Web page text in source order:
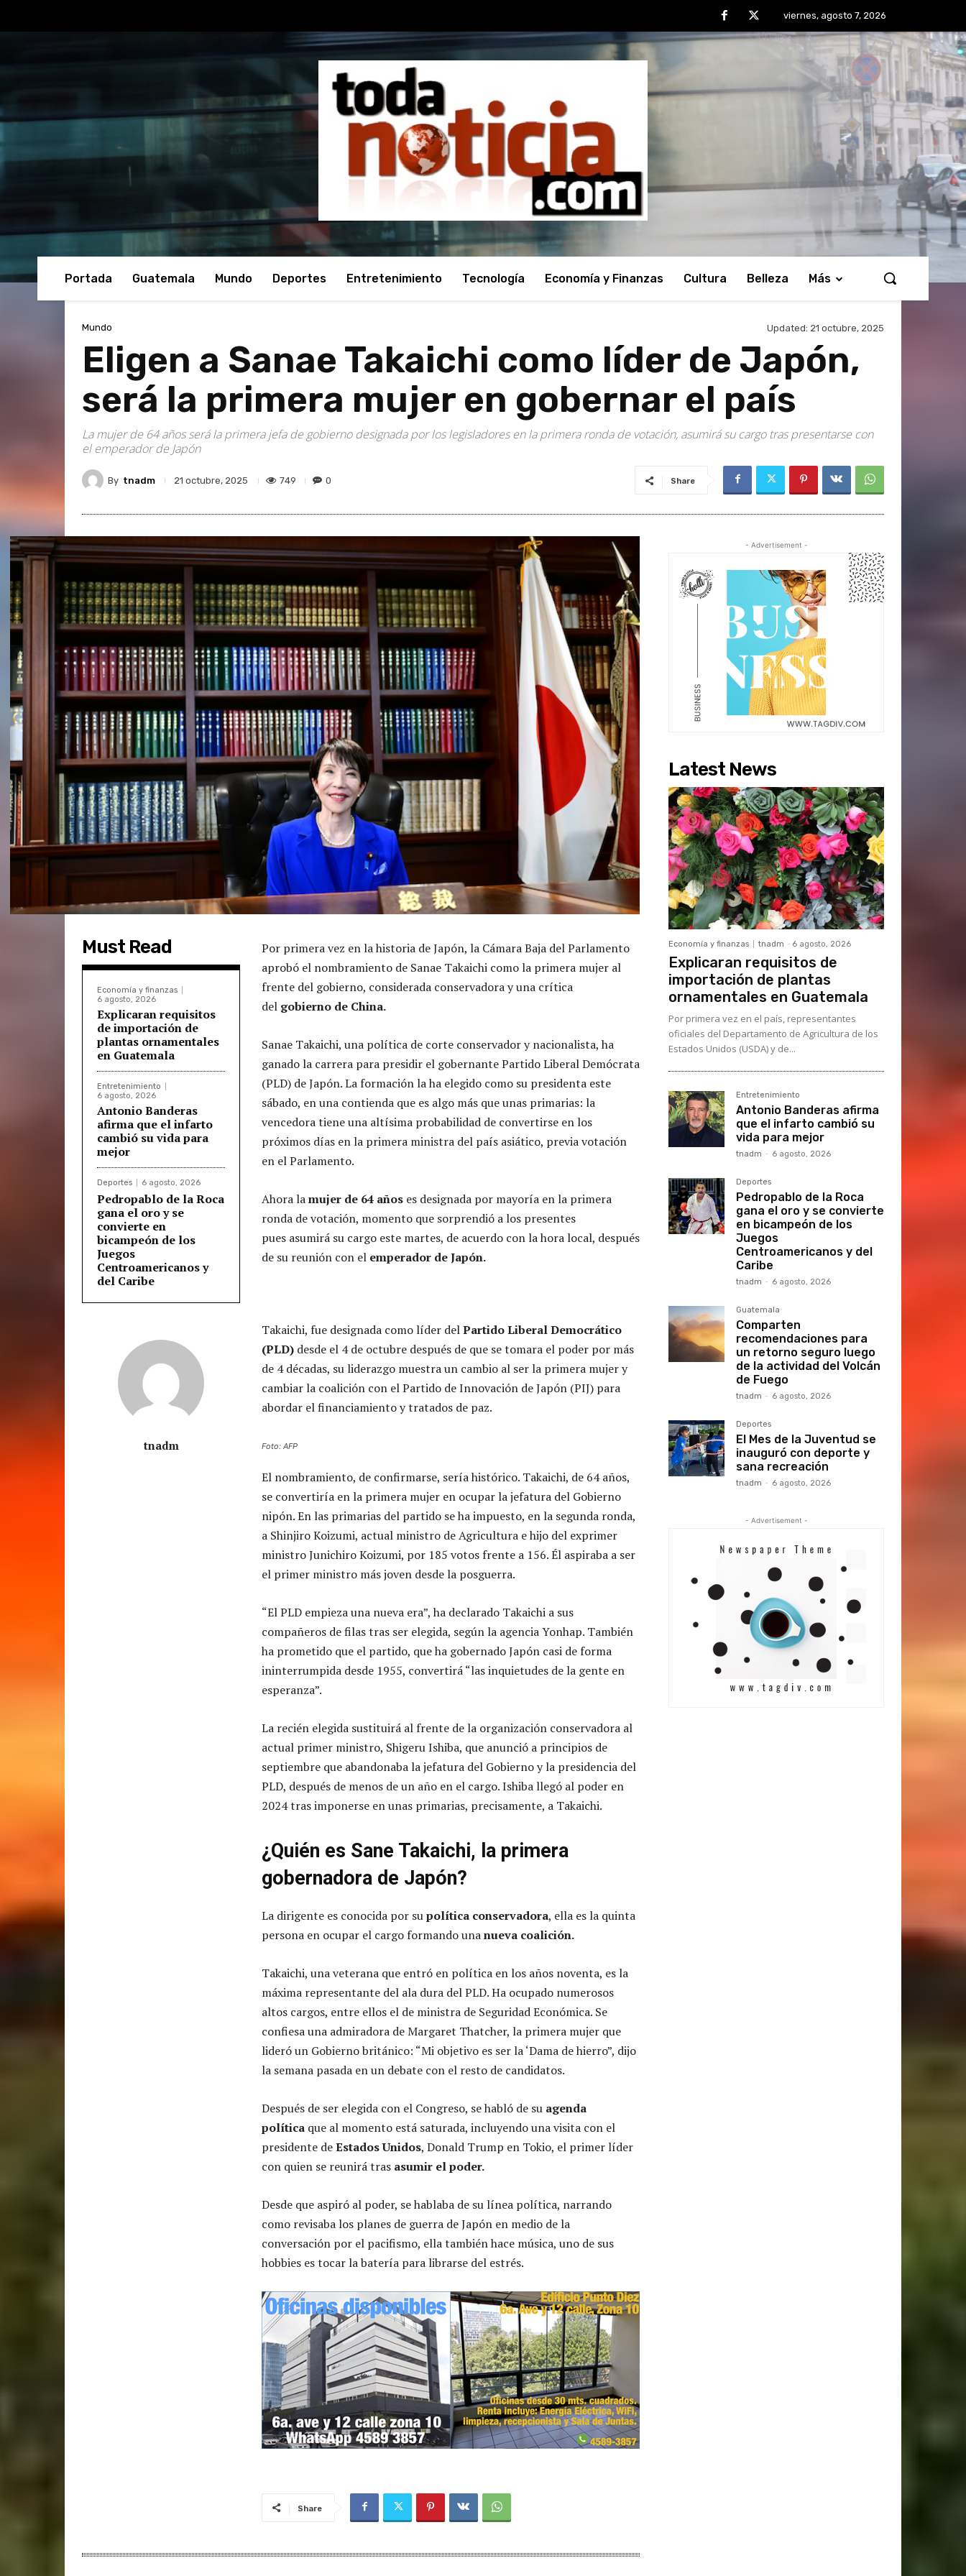
viernes, agosto 7, 2026
Portada Guatemala Mundo Deportes Entretenimiento Tecnología Economía y Finanzas Cultura Belleza Más
Mundo Updated: 21 octubre, 2025
Eligen a Sanae Takaichi como líder de Japón,
será la primera mujer en gobernar el país
La mujer de 64 años será la primera jefa de gobierno designada por los legisladores en la primera ronda de votación, asumirá su cargo tras presentarse con
el emperador de Japón
By tnadm 21 octubre, 2025 749 0 Share
Must Read
Economía y finanzas
6 agosto, 2026
Explicaran requisitos
de importación de
plantas ornamentales
en Guatemala
Entretenimiento
6 agosto, 2026
Antonio Banderas
afirma que el infarto
cambió su vida para
mejor
Deportes 6 agosto, 2026
Pedropablo de la Roca
gana el oro y se
convierte en
bicampeón de los
Juegos
Centroamericanos y
del Caribe
tnadm
Por primera vez en la historia de Japón, la Cámara Baja del Parlamento
aprobó el nombramiento de Sanae Takaichi como la primera mujer al
frente del gobierno, considerada conservadora y una crítica
del gobierno de China.
Sanae Takaichi, una política de corte conservador y nacionalista, ha
ganado la carrera para presidir el gobernante Partido Liberal Demócrata
(PLD) de Japón. La formación la ha elegido como su presidenta este
sábado, en una contienda que es algo más que unas primarias: la
vencedora tiene una altísima probabilidad de convertirse en los
próximos días en la primera ministra del país asiático, previa votación
en el Parlamento.
Ahora lamujer de 64 años es designada por mayoría en la primera
ronda de votación, momento que sorprendió a los presentes
pues asumirá su cargo este martes, de acuerdo con la hora local, después
de su reunión con el emperador de Japón.
Takaichi, fue designada como líder delPartido Liberal Democrático
(PLD) desde el 4 de octubre después de que se tomara el poder por más
de 4 décadas, su liderazgo muestra un cambio al ser la primera mujer y
cambiar la coalición con el Partido de Innovación de Japón (PIJ) para
abordar el financiamiento y tratados de paz.
Foto: AFP
El nombramiento, de confirmarse, sería histórico. Takaichi, de 64 años,
se convertiría en la primera mujer en ocupar la jefatura del Gobierno
nipón. En las primarias del partido se ha impuesto, en la segunda ronda,
a Shinjiro Koizumi, actual ministro de Agricultura e hijo del exprimer
ministro Junichiro Koizumi, por 185 votos frente a 156. Él aspiraba a ser
el primer ministro más joven desde la posguerra.
“El PLD empieza una nueva era”, ha declarado Takaichi a sus
compañeros de filas tras ser elegida, según la agencia Yonhap. También
ha prometido que el partido, que ha gobernado Japón casi de forma
ininterrumpida desde 1955, convertirá “las inquietudes de la gente en
esperanza”.
La recién elegida sustituirá al frente de la organización conservadora al
actual primer ministro, Shigeru Ishiba, que anunció a principios de
septiembre que abandonaba la jefatura del Gobierno y la presidencia del
PLD, después de menos de un año en el cargo. Ishiba llegó al poder en
2024 tras imponerse en unas primarias, precisamente, a Takaichi.
¿Quién es Sane Takaichi, la primera
gobernadora de Japón?
La dirigente es conocida por supolítica conservadora, ella es la quinta
persona en ocupar el cargo formando unanueva coalición.
Takaichi, una veterana que entró en política en los años noventa, es la
máxima representante del ala dura del PLD. Ha ocupado numerosos
altos cargos, entre ellos el de ministra de Seguridad Económica. Se
confiesa una admiradora de Margaret Thatcher, la primera mujer que
lideró un Gobierno británico: “Mi objetivo es ser la ‘Dama de hierro”, dijo
la semana pasada en un debate con el resto de candidatos.
Después de ser elegida con el Congreso, se habló de su agenda
política que al momento está saturada, incluyendo una visita con el
presidente deEstados Unidos, Donald Trump en Tokio, el primer líder
con quien se reunirá tras asumir el poder.
Desde que aspiró al poder, se hablaba de su línea política, narrando
como revisaba los planes de guerra de Japón en medio de la
conversación por el pacifismo, ella también hace música, uno de sus
hobbies es tocar la batería para librarse del estrés.
Share
- Advertisement -
Latest News
Economía y finanzas tnadm - 6 agosto, 2026
Explicaran requisitos de
importación de plantas
ornamentales en Guatemala
Por primera vez en el país, representantes
oficiales del Departamento de Agricultura de los
Estados Unidos (USDA) y de...
Entretenimiento
Antonio Banderas afirma
que el infarto cambió su
vida para mejor
tnadm - 6 agosto, 2026
Deportes
Pedropablo de la Roca
gana el oro y se convierte
en bicampeón de los
Juegos
Centroamericanos y del
Caribe
tnadm - 6 agosto, 2026
Guatemala
Comparten
recomendaciones para
un retorno seguro luego
de la actividad del Volcán
de Fuego
tnadm - 6 agosto, 2026
Deportes
El Mes de la Juventud se
inauguró con deporte y
sana recreación
tnadm - 6 agosto, 2026
- Advertisement -